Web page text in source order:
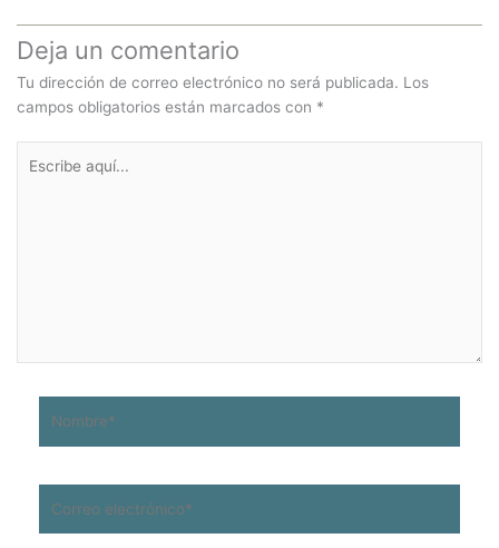
Deja un comentario
Tu dirección de correo electrónico no será publicada. Los
campos obligatorios están marcados con *
aquí...
electrónico*